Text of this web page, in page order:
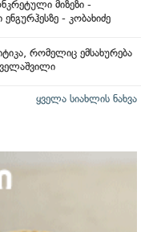
მიზეზი -
- კობახიძე
რომელიც ემსახურება
ყველა სიახლის ნახვა